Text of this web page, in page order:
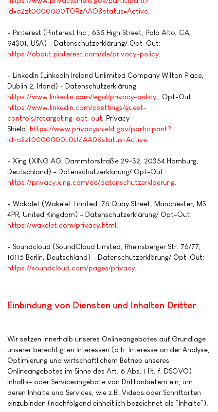
id=a2zt0000000TORzAAO&status=Active
- Pinterest (Pinterest Inc., 635 High Street, Palo Alto, CA,
94301, USA) – Datenschutzerklärung/ Opt-Out:
https://about.pinterest.com/de/privacy-policy
- LinkedIn (LinkedIn Ireland Unlimited Company Wilton Place,
Dublin 2, Irland) - Datenschutzerklärung
https://www.linkedin.com/legal/privacy-policy , Opt-Out:
https://www.linkedin.com/psettings/guest-
controls/retargeting-opt-out , Privacy
Shield: https://www.privacyshield.gov/participant?
id=a2zt0000000L0UZAA0&status=Active
- Xing (XING AG, Dammtorstraße 29-32, 20354 Hamburg,
Deutschland) - Datenschutzerklärung/ Opt-Out:
https://privacy.xing.com/de/datenschutzerklaerung
- Wakalet (Wakelet Limited, 76 Quay Street, Manchester, M3
4PR, United Kingdom) - Datenschutzerklärung/ Opt-Out:
https://wakelet.com/privacy.html
- Soundcloud (SoundCloud Limited, Rheinsberger Str. 76/77,
10115 Berlin, Deutschland) - Datenschutzerklärung/ Opt-Out:
https://soundcloud.com/pages/privacy
Einbindung von Diensten und Inhalten Dritter
Wir setzen innerhalb unseres Onlineangebotes auf Grundlage
unserer berechtigten Interessen (d.h. Interesse an der Analyse,
Optimierung und wirtschaftlichem Betrieb unseres
Onlineangebotes im Sinne des Art. 6 Abs. 1 lit. f. DSGVO)
Inhalts- oder Serviceangebote von Drittanbietern ein, um
deren Inhalte und Services, wie z.B. Videos oder Schriftarten
einzubinden (nachfolgend einheitlich bezeichnet als “Inhalte”).